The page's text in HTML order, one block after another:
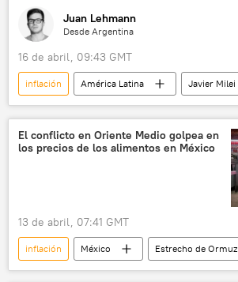
Juan Lehmann
Desde Argentina
16 de abril, 09:43 GMT
inflación América Latina
Javier Milei
Argentina
Casa Rosada
Fondo Monetario Internacional (FMI)
💬 Opinión y Análisis
El conflicto en Oriente Medio golpea en
los precios de los alimentos en México
13 de abril, 07:41 GMT
inflación México
Estrecho de Ormuz
Economía